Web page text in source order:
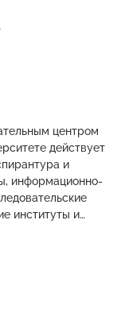
центром
действует
и
информационно-
институты и
образования,
дополнительного